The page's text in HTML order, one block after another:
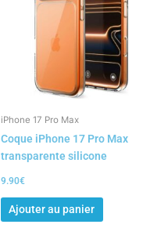
iPhone 17 Pro Max
Coque iPhone 17 Pro Max
transparente silicone
9.90€
Ajouter au panier